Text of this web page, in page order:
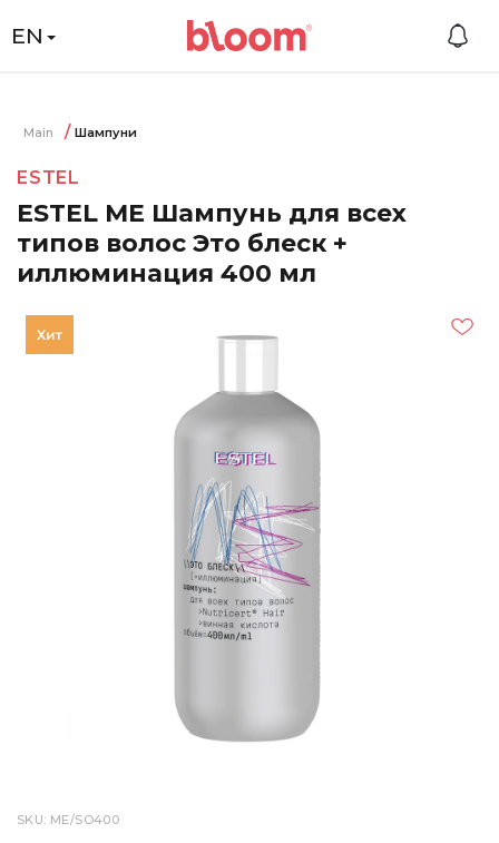
EN
Main Шампуни
ESTEL
ESTEL ME Шампунь для всех
типов волос Это блеск +
иллюминация 400 мл
SKU: ME/SO400